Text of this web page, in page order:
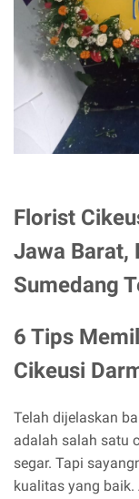
Florist
Jawa Barat,
Sumedang
6 Tips
Cikeusi
Telah dijelaskan
adalah salah satu
segar. Tapi
kualitas yang baik.